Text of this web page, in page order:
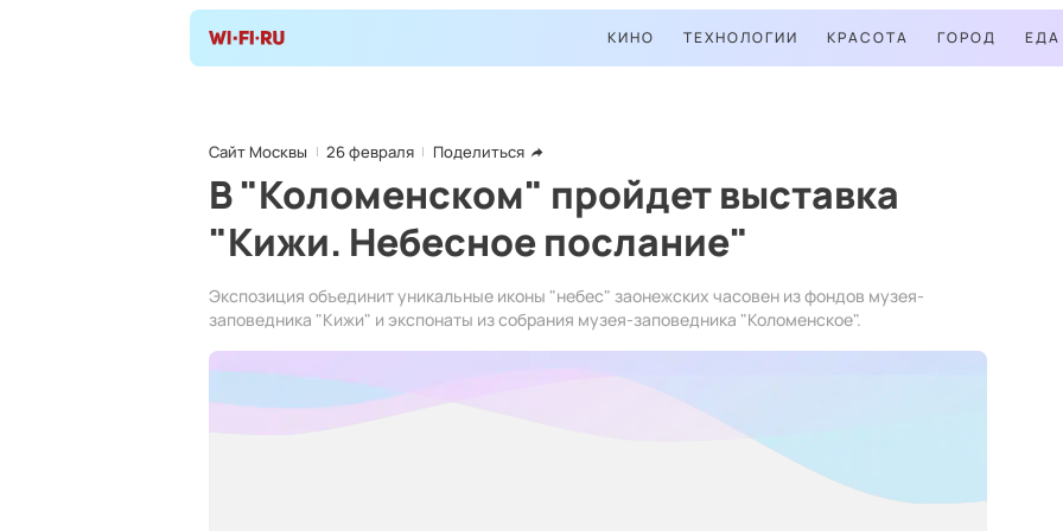
КИНО ТЕХНОЛОГИИ КРАСОТА ГОРОД ЕДА
Сайт Москвы 26 февраля Поделиться
В "Коломенском" пройдет выставка
"Кижи. Небесное послание"
Экспозиция объединит уникальные иконы "небес" заонежских часовен из фондов музея-
заповедника "Кижи" и экспонаты из собрания музея-заповедника "Коломенское".